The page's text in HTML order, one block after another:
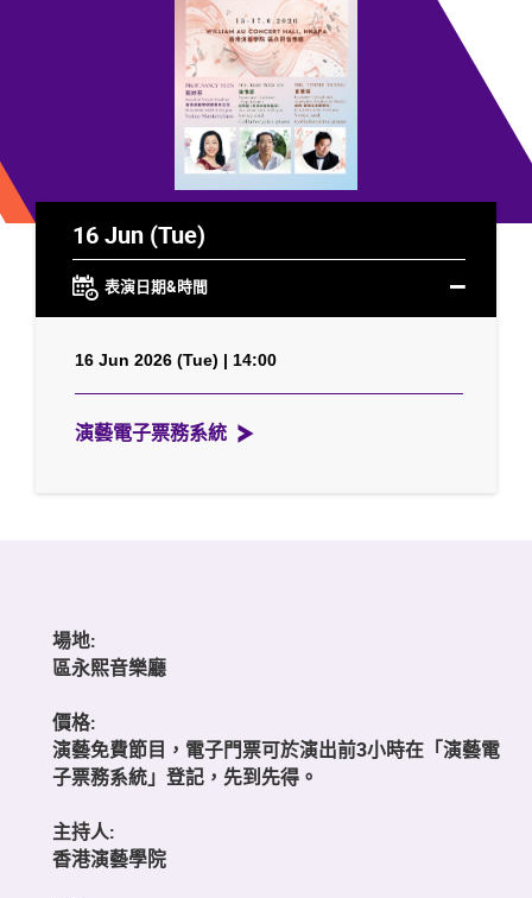
16 Jun (Tue)
表演日期&時間
16 Jun 2026 (Tue) | 14:00
演藝電子票務系統
場地:
區永熙音樂廳
價格:
演藝免費節目，電子門票可於演出前3小時在「演藝電
子票務系統」登記，先到先得。
主持人:
香港演藝學院